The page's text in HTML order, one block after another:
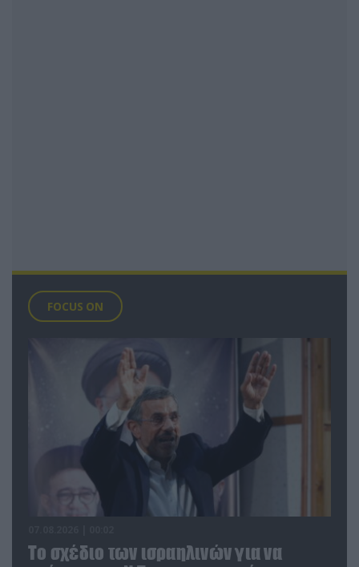
FOCUS ON
Το σχέδιο των ισραηλινών για να